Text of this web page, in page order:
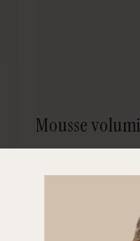
Mousse
Voir le